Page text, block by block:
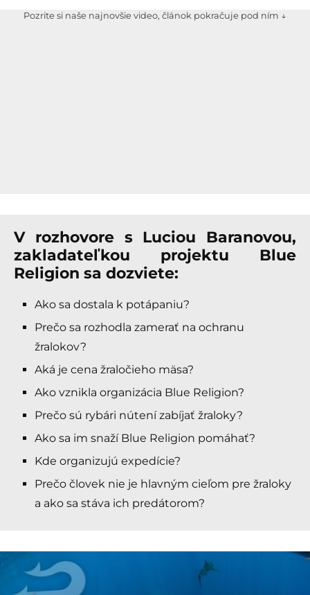
Pozrite si naše najnovšie video, článok pokračuje pod ním ↓
V rozhovore s Luciou Baranovou,
zakladateľkou projektu Blue
Religion sa dozviete:
Ako sa dostala k potápaniu?
Prečo sa rozhodla zamerať na ochranu
žralokov?
Aká je cena žraločieho mäsa?
Ako vznikla organizácia Blue Religion?
Prečo sú rybári nútení zabíjať žraloky?
Ako sa im snaží Blue Religion pomáhať?
Kde organizujú expedície?
Prečo človek nie je hlavným cieľom pre žraloky
a ako sa stáva ich predátorom?